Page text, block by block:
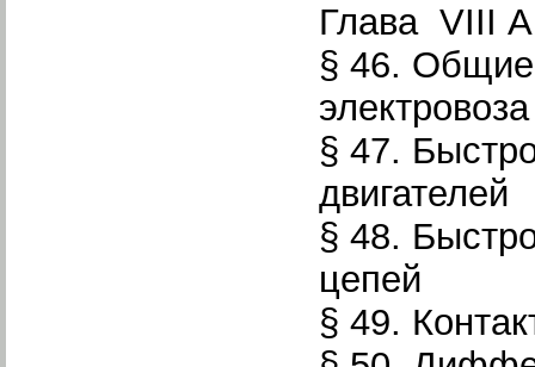
Глава VIII
§ 46. Общие
электровоза
§ 47.
двигателей
§ 48.
цепей
§ 49.